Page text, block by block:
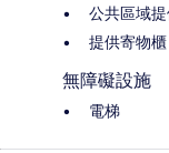
公共區域
提供寄物櫃
無障礙設施
電梯